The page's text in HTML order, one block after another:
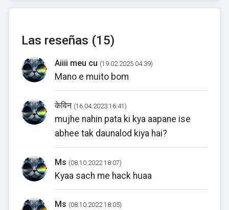
Las reseñas (15)
Aiiii meu cu (19.02.2025 04:39)
Mano e muito bom
केविन (16.04.2023 16:41)
mujhe nahin pata ki kya aapane ise
abhee tak daunalod kiya hai?
Ms (08.10.2022 18:07)
Kyaa sach me hack huaa
Ms (08.10.2022 18:05)